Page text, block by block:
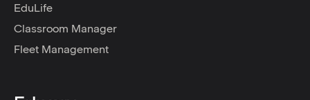
EduLife
Classroom Manager
Fleet Management